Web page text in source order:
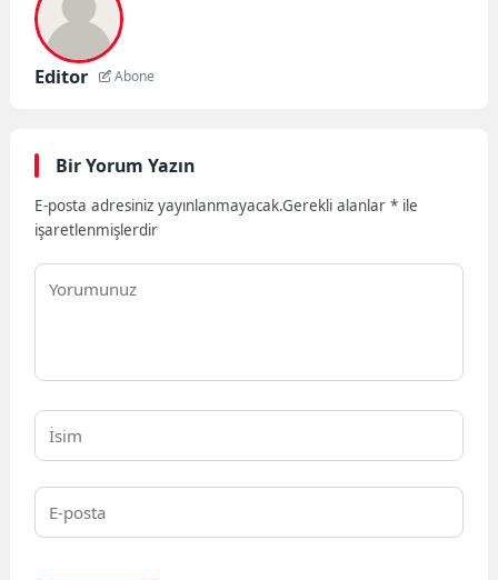
Editor Abone
Bir Yorum Yazın
E-posta adresiniz yayınlanmayacak.Gerekli alanlar* ile
işaretlenmişlerdir